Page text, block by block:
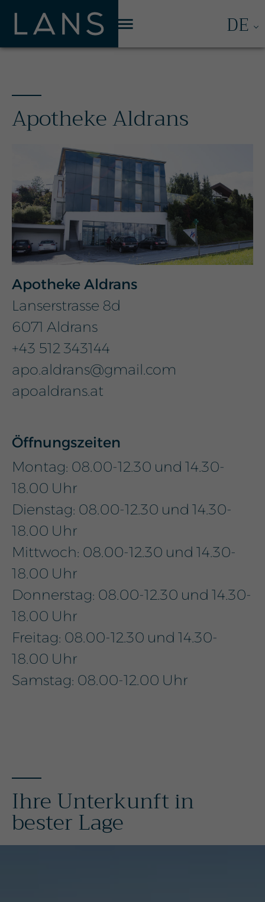
DE
Apotheke Aldrans
Apotheke Aldrans
Lanserstrasse 8d
6071 Aldrans
+43 512 343144
apo.aldrans@gmail.com
apoaldrans.at
Öffnungszeiten
Montag: 08.00-12.30 und 14.30-
18.00 Uhr
Dienstag: 08.00-12.30 und 14.30-
18.00 Uhr
Mittwoch: 08.00-12.30 und 14.30-
18.00 Uhr
Donnerstag: 08.00-12.30 und 14.30-
18.00 Uhr
Freitag: 08.00-12.30 und 14.30-
18.00 Uhr
Samstag: 08.00-12.00 Uhr
Ihre Unterkunft in
bester Lage